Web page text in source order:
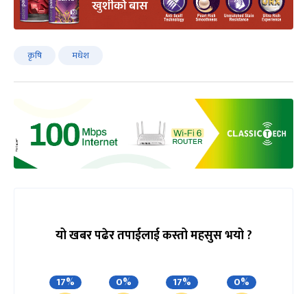
कृषि मधेश
यो खबर पढेर तपाईलाई कस्तो महसुस भयो ?
17% 0% 17% 0%